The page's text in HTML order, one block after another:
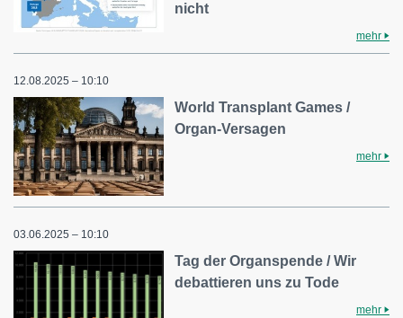
nicht
mehr
12.08.2025 – 10:10
World Transplant Games /
Organ-Versagen
mehr
03.06.2025 – 10:10
Tag der Organspende / Wir
debattieren uns zu Tode
mehr